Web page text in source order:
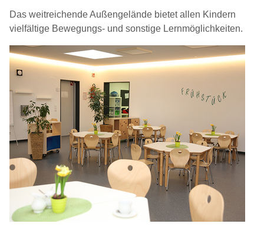
Das weitreichende Außengelände bietet allen Kindern
vielfältige Bewegungs- und sonstige Lernmöglichkeiten.